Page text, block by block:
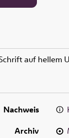
auf hellem
Nachweis
Archiv